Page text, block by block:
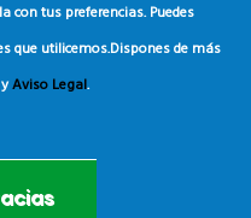
con tus preferencias. Puedes
que utilicemos.Dispones de más
yAviso Legal.